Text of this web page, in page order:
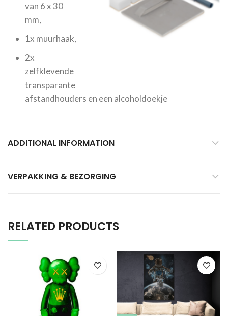
van 6 x 30
mm,
1x muurhaak,
2x
zelfklevende
transparante
afstandhouders en een alcoholdoekje
ADDITIONAL INFORMATION
VERPAKKING & BEZORGING
RELATED PRODUCTS